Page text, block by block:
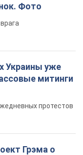
Фото
Украины уже
митинги
протестов
Грэма о